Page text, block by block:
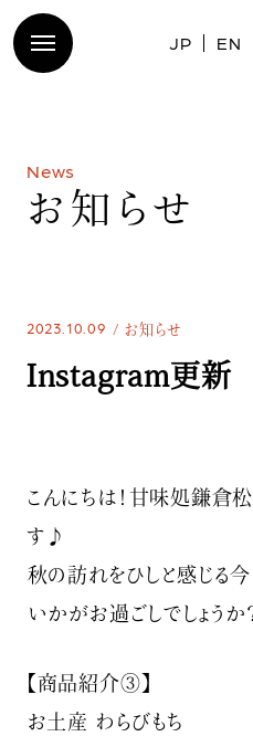
JP EN
News
お 知 ら せ
2023.10.09 お知らせ
Instagram更新
こんにちは！甘味処鎌倉
す♪⁡
秋の訪れをひしと感じる今
いかがお過ごしでしょうか
【商品紹介③】
⁡お土産 わらびもち⁡